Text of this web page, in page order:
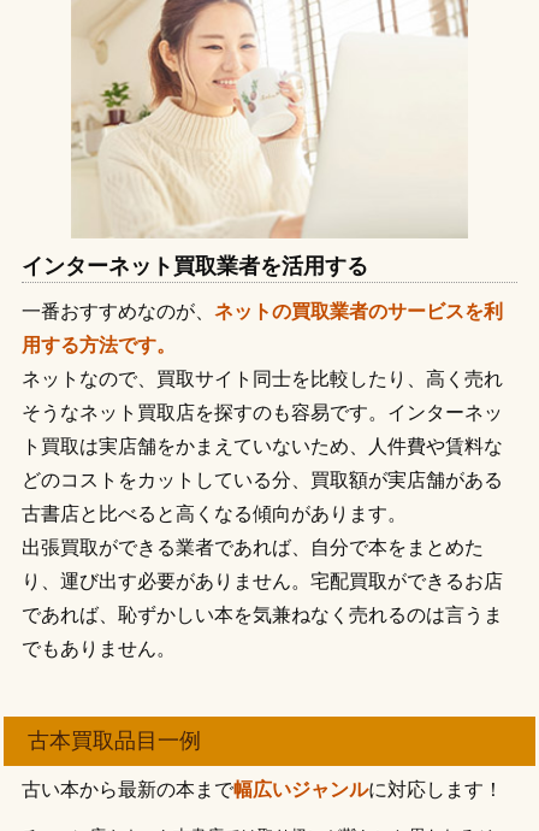
インターネット買取業者を活用する
一番おすすめなのが、 ネットの買取業者のサービスを利
用する方法です。
ネットなので、買取サイト同士を比較したり、高く売れ
そうなネット買取店を探すのも容易です。インターネッ
ト買取は実店舗をかまえていないため、人件費や賃料な
どのコストをカットしている分、買取額が実店舗がある
古書店と比べると高くなる傾向があります。
出張買取ができる業者であれば、自分で本をまとめた
り、運び出す必要がありません。宅配買取ができるお店
であれば、恥ずかしい本を気兼ねなく売れるのは言うま
でもありません。
古本買取品目一例
古い本から最新の本まで幅広いジャンルに対応します！